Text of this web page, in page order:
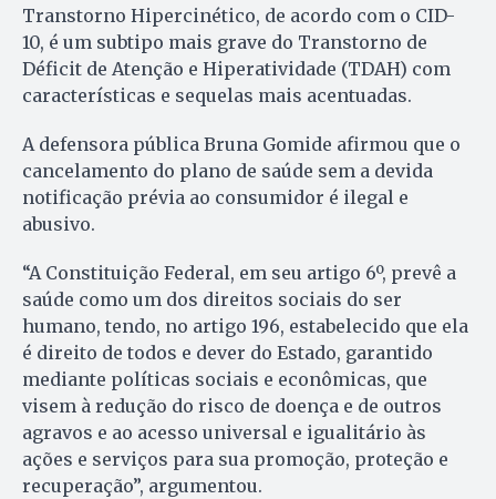
Transtorno Hipercinético, de acordo com o CID-
10, é um subtipo mais grave do Transtorno de
Déficit de Atenção e Hiperatividade (TDAH) com
características e sequelas mais acentuadas.
A defensora pública Bruna Gomide afirmou que o
cancelamento do plano de saúde sem a devida
notificação prévia ao consumidor é ilegal e
abusivo.
“A Constituição Federal, em seu artigo 6º, prevê a
saúde como um dos direitos sociais do ser
humano, tendo, no artigo 196, estabelecido que ela
é direito de todos e dever do Estado, garantido
mediante políticas sociais e econômicas, que
visem à redução do risco de doença e de outros
agravos e ao acesso universal e igualitário às
ações e serviços para sua promoção, proteção e
recuperação”, argumentou.